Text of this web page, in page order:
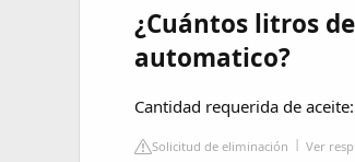
¿Cuántos litros
automatico?
Cantidad requerida de
Solicitud de eliminación Ver